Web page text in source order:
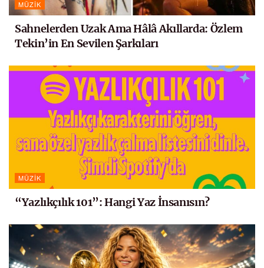
MÜZIK
Sahnelerden Uzak Ama Hâlâ Akıllarda: Özlem
Tekin’in En Sevilen Şarkıları
MÜZIK
“Yazlıkçılık 101”: Hangi Yaz İnsanısın?